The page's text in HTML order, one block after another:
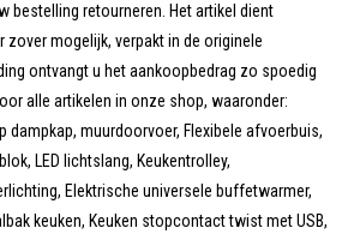
bestelling retourneren. Het artikel dient
zover mogelijk, verpakt in de originele
ontvangt u het aankoopbedrag zo spoedig
alle artikelen in onze shop, waaronder:
dampkap, muurdoorvoer, Flexibele afvoerbuis,
LED lichtslang, Keukentrolley,
Elektrische universele buffetwarmer,
keuken, Keuken stopcontact twist met USB,